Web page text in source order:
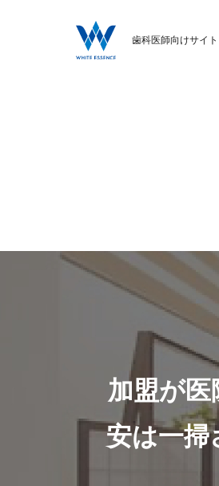
歯科医師向けサイト
加盟が
安は一掃